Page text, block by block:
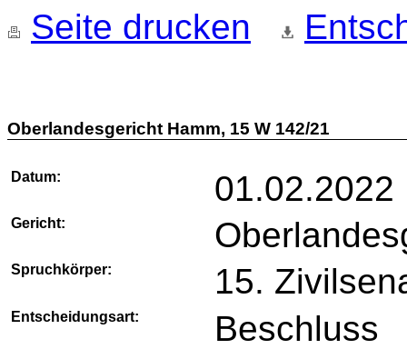
Seite drucken
Oberlandesgericht Hamm, 15 W 142/21
Datum: 01.02.2022
Gericht:
Spruchkörper: 15.
Entscheidungsart: Beschluss